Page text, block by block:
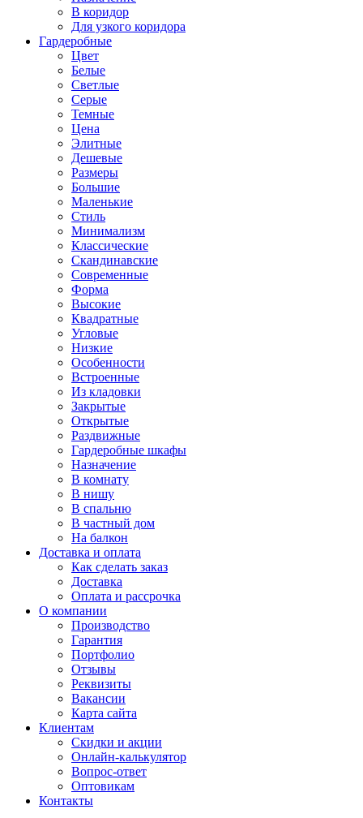
В коридор
Для узкого коридора
Гардеробные
Цвет
Белые
Светлые
Серые
Темные
Цена
Элитные
Дешевые
Размеры
Большие
Маленькие
Стиль
Минимализм
Классические
Скандинавские
Современные
Форма
Высокие
Квадратные
Угловые
Низкие
Особенности
Встроенные
Из кладовки
Закрытые
Открытые
Раздвижные
Гардеробные шкафы
Назначение
В комнату
В нишу
В спальню
В частный дом
На балкон
Доставка и оплата
Как сделать заказ
Доставка
Оплата и рассрочка
О компании
Производство
Гарантия
Портфолио
Отзывы
Реквизиты
Вакансии
Карта сайта
Клиентам
Скидки и акции
Онлайн-калькулятор
Вопрос-ответ
Оптовикам
Контакты